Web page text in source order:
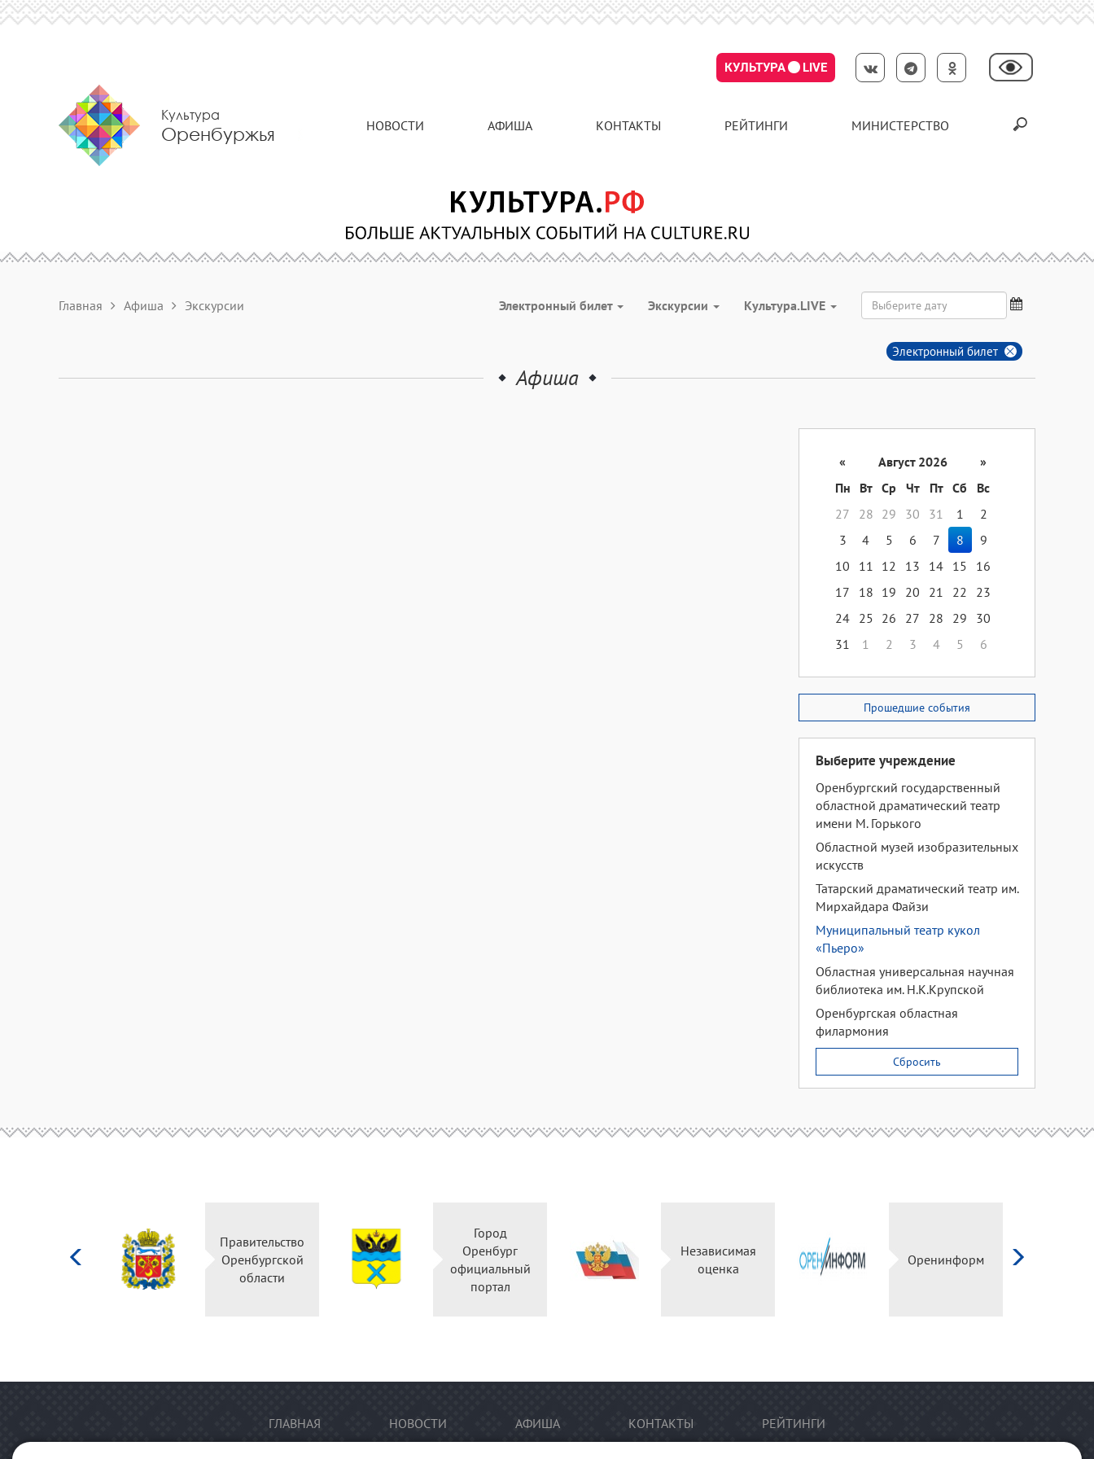
КУЛЬТУРА LIVE
Культура
Оренбуржья НОВОСТИ АФИША КОНТАКТЫ РЕЙТИНГИ МИНИСТЕРСТВО
Главная Афиша Экскурсии Электронный билет Экскурсии Культура.LIVE
Электронный билет
Афиша
« Август 2026
»
Пн
Вт Ср Чт Пт Сб
Вс
27
28 29 30 31 1
2
3
4 5 6 7 8
9
10
11 12 13 14 15
16
17
18 19 20 21 22
23
24 25 26 27 28 29
30
31
1 2 3 4 5 6
Прошедшие события
Выберите учреждение
Оренбургский государственный
областной драматический театр
имени М. Горького
Областной музей изобразительных
искусств
Татарский драматический театр им.
Мирхайдара Файзи
Муниципальный театр кукол
«Пьеро»
Областная универсальная научная
библиотека им. Н.К.Крупской
Оренбургская областная
филармония
Сбросить
Правительство
Оренбургской
области
Город
Оренбург
официальный
портал
Независимая
оценка
Оренинформ
ГЛАВНАЯ НОВОСТИ АФИША КОНТАКТЫ РЕЙТИНГИ